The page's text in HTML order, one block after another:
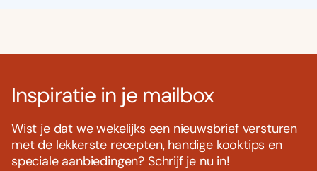
Inspiratie in je mailbox
Wist je dat we wekelijks een nieuwsbrief versturen
met de lekkerste recepten, handige kooktips en
speciale aanbiedingen? Schrijf je nu in!